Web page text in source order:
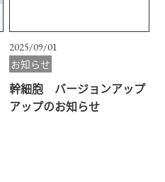
2025/09/01
お知らせ
幹細胞 バージョンアップ
アップのお知らせ